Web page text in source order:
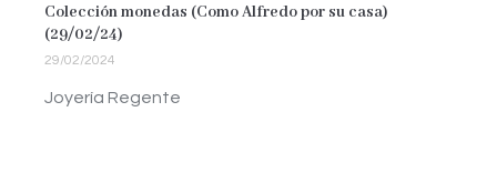
Colección monedas (Como Alfredo por su casa)
(29/02/24)
29/02/2024
Joyería Regente